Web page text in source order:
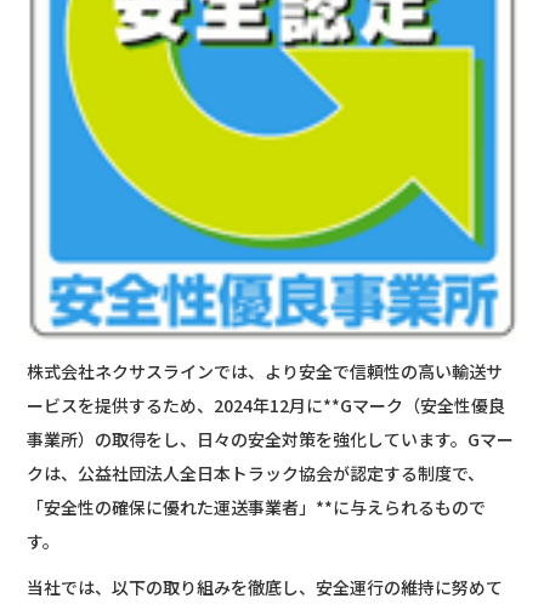
株式会社ネクサスラインでは、より安全で信頼性の高い輸送サ
ービスを提供するため、2024年12月に**Gマーク（安全性優良
事業所）の取得をし、日々の安全対策を強化しています。Gマー
クは、公益社団法人全日本トラック協会が認定する制度で、
「安全性の確保に優れた運送事業者」**に与えられるもので
す。
当社では、以下の取り組みを徹底し、安全運行の維持に努めて